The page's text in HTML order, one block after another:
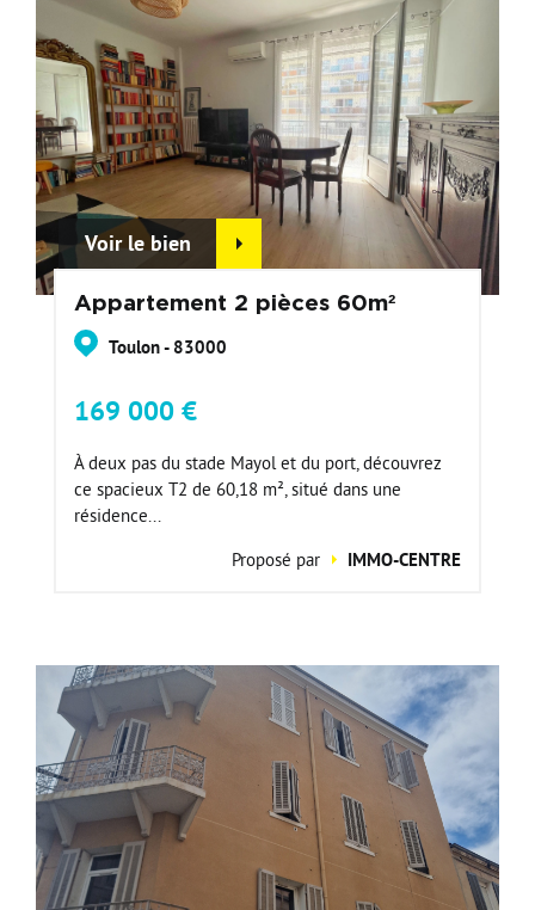
Voir le bien
Appartement 2 pièces 60m²
Toulon - 83000
169 000 €
À deux pas du stade Mayol et du port, découvrez
ce spacieux T2 de 60,18 m², situé dans une
résidence...
Proposé par
IMMO-CENTRE